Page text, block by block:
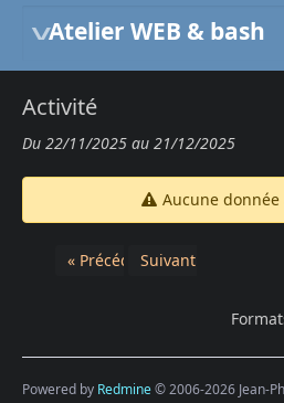
Atelier WEB & bash
Activité
Du 22/11/2025 au 21/12/2025
Aucune
« PrécédentSuivant »
Powered by Redmine© 2006-2026 Jean-